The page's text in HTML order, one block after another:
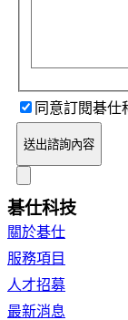
同意訂閱碁仕
送出諮詢內容
碁仕科技
關於碁仕
服務項目
人才招募
最新消息